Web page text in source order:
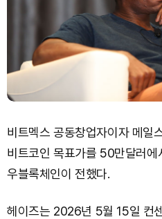
비트멕스 공동창업자이자 메일
비트코인 목표가를 50만달러
우블록체인이 전했다.
헤이즈는 2026년 5월 15일 컨